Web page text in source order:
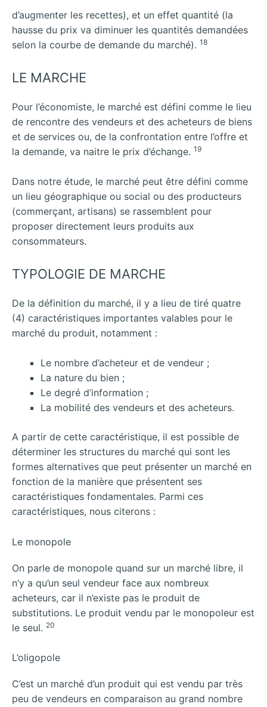
d’augmenter les recettes), et un effet quantité (la
hausse du prix va diminuer les quantités demandées
selon la courbe de demande du marché). 18
LE MARCHE
Pour l’économiste, le marché est défini comme le lieu
de rencontre des vendeurs et des acheteurs de biens
et de services ou, de la confrontation entre l’offre et
la demande, va naitre le prix d’échange. 19
Dans notre étude, le marché peut être défini comme
un lieu géographique ou social ou des producteurs
(commerçant, artisans) se rassemblent pour
proposer directement leurs produits aux
consommateurs.
TYPOLOGIE DE MARCHE
De la définition du marché, il y a lieu de tiré quatre
(4) caractéristiques importantes valables pour le
marché du produit, notamment :
Le nombre d’acheteur et de vendeur ;
La nature du bien ;
Le degré d’information ;
La mobilité des vendeurs et des acheteurs.
A partir de cette caractéristique, il est possible de
déterminer les structures du marché qui sont les
formes alternatives que peut présenter un marché en
fonction de la manière que présentent ses
caractéristiques fondamentales. Parmi ces
caractéristiques, nous citerons :
Le monopole
On parle de monopole quand sur un marché libre, il
n’y a qu’un seul vendeur face aux nombreux
acheteurs, car il n’existe pas le produit de
substitutions. Le produit vendu par le monopoleur est
le seul. 20
L’oligopole
C’est un marché d’un produit qui est vendu par très
peu de vendeurs en comparaison au grand nombre